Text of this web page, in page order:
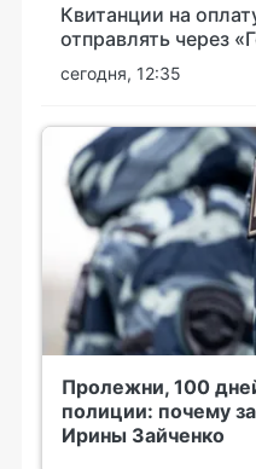
Квитанции на
отправлять через
сегодня, 12:35
Пролежни, 100
полиции: почему
Ирины Зайченко